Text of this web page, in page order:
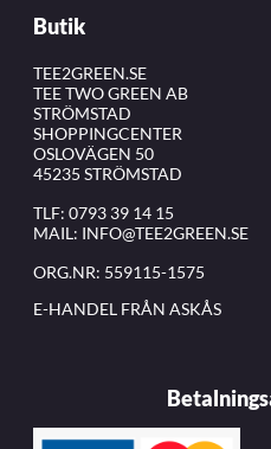
Butik
TEE2GREEN.SE
TEE TWO GREEN AB
STRÖMSTAD
SHOPPINGCENTER
OSLOVÄGEN 50
45235 STRÖMSTAD
TLF: 0793 39 14 15
MAIL: INFO@TEE2GREEN.SE
ORG.NR: 559115-1575
E-HANDEL FRÅN ASKÅS